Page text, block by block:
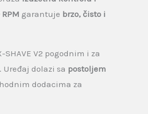
garantuje brzo, čisto i
V2 pogodnim i za
dolazi sa postoljem
dodacima za